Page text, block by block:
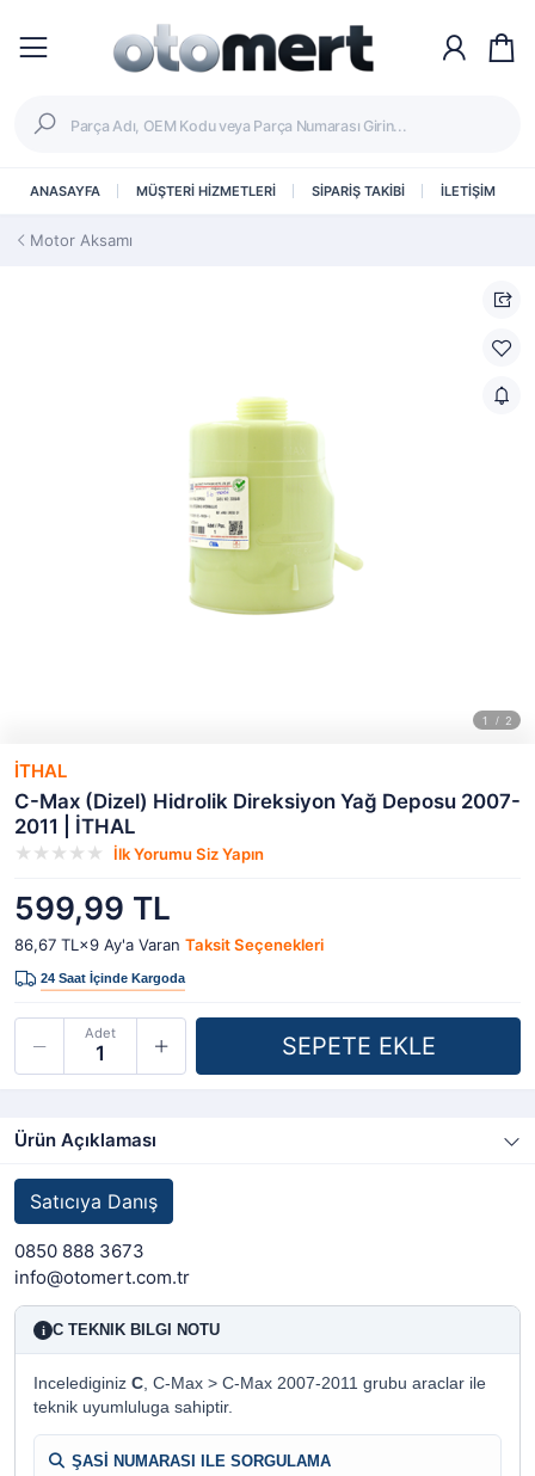
ANASAYFA MÜŞTERİ HİZMETLERİ SİPARİŞ TAKİBİ İLETİŞİM
Motor Aksamı
İTHAL
C-Max (Dizel) Hidrolik Direksiyon Yağ Deposu 2007-
2011 | İTHAL
İlk Yorumu Siz Yapın
599,99 TL
86,67 TL×9 Ay'a Varan Taksit Seçenekleri
Adet
Ürün Açıklaması
Satıcıya Danış
0850 888 3673
info@otomert.com.tr
i C TEKNIK BILGI NOTU
Incelediginiz C, C-Max > C-Max 2007-2011 grubu araclar ile
teknik uyumluluga sahiptir.
ŞASİ NUMARASI ILE SORGULAMA